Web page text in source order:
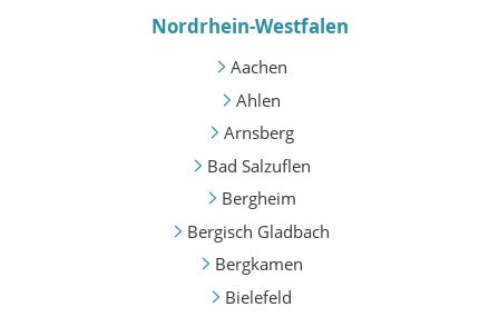
Nordrhein-Westfalen
Aachen
Ahlen
Arnsberg
Bad Salzuflen
Bergheim
Bergisch Gladbach
Bergkamen
Bielefeld